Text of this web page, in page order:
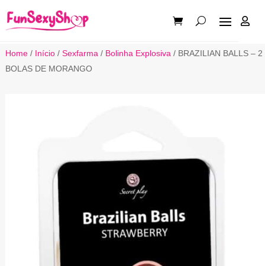

Home/ Início/ Sexfarma / Bolinha Explosiva / BRAZILIAN BALLS – 2
BOLAS DE MORANGO